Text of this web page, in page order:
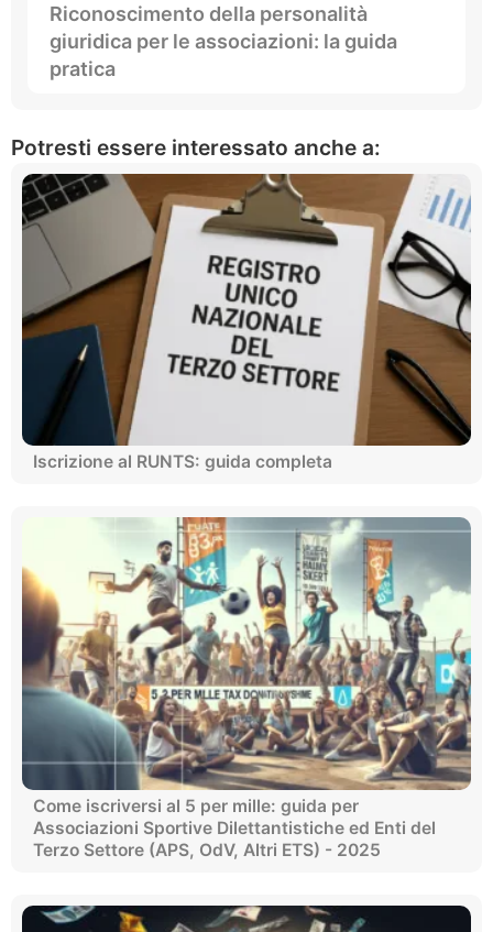
Riconoscimento della personalità
giuridica per le associazioni: la guida
pratica
Potresti essere interessato anche a:
Iscrizione al RUNTS: guida completa
Come iscriversi al 5 per mille: guida per
Associazioni Sportive Dilettantistiche ed Enti del
Terzo Settore (APS, OdV, Altri ETS) - 2025